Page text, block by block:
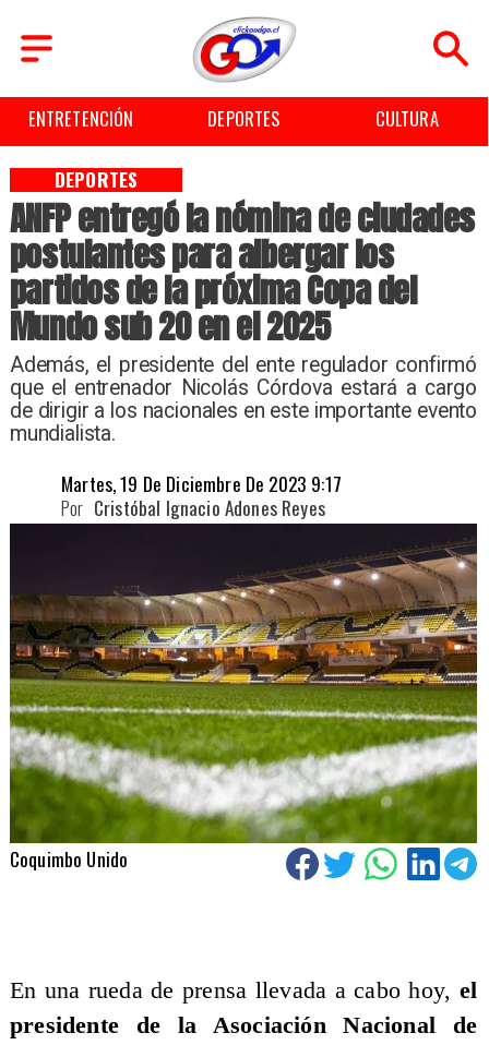
ENTRETENCIÓN DEPORTES CULTURA
ANFP entregó la nómina de ciudades
postulantes para albergar los
partidos de la próxima Copa del
Mundo sub 20 en el 2025
​Además, el presidente del ente regulador confirmó
que el entrenador Nicolás Córdova estará a cargo
de dirigir a los nacionales en este importante evento
mundialista.
DEPORTES
Martes, 19 De Diciembre De 2023 9:17
Cristóbal Ignacio Adones Reyes
Por
Coquimbo Unido
En una rueda de prensa llevada a cabo hoy, el
presidente de la Asociación Nacional de